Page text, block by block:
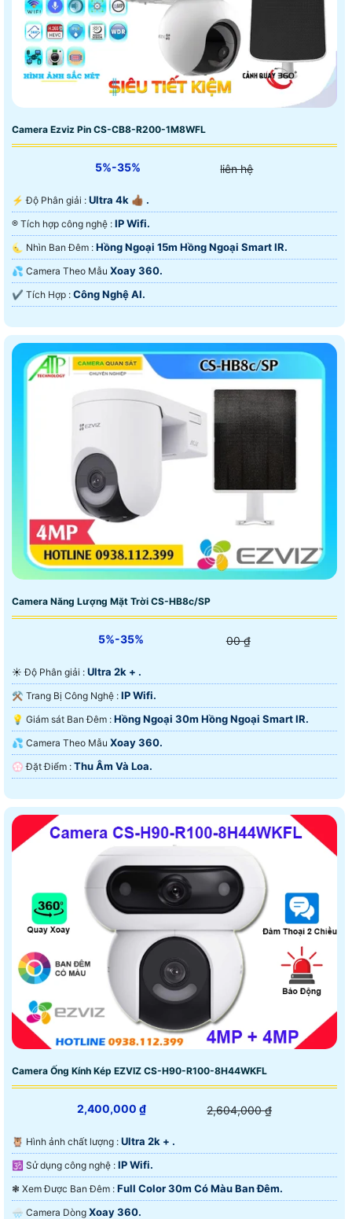
Camera Ezviz Pin CS-CB8-R200-1M8WFL
5%-35% liên hệ
️⚡ Độ Phân giải : Ultra 4k 👍🏾 .
®️ Tích hợp công nghệ : IP Wifi.
🌜 Nhìn Ban Đêm : Hồng Ngoại 15m Hồng Ngoại Smart IR.
💦 Camera Theo Mẫu Xoay 360.
️✔️ Tích Hợp : Công Nghệ AI.
Camera Năng Lượng Mặt Trời CS-HB8c/SP
5%-35% 00 ₫
☀️ Độ Phân giải : Ultra 2k + .
⚒ Trang Bị Công Nghệ : IP Wifi.
💡 Giám sát Ban Đêm : Hồng Ngoại 30m Hồng Ngoại Smart IR.
💦 Camera Theo Mẫu Xoay 360.
️💮 Đặt Điểm : Thu Âm Và Loa.
Camera Ống Kính Kép EZVIZ CS-H90-R100-8H44WKFL
2,400,000 ₫ 2,604,000 ₫
🦉 Hình ảnh chất lượng : Ultra 2k + .
🕉️ Sử dụng công nghệ : IP Wifi.
❃ Xem Được Ban Đêm : Full Color 30m Có Màu Ban Ðêm.
🌧️ Camera Dòng Xoay 360.